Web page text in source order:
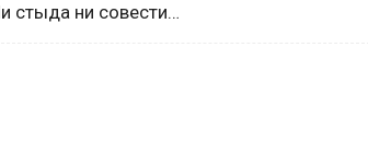
стыда ни совести…